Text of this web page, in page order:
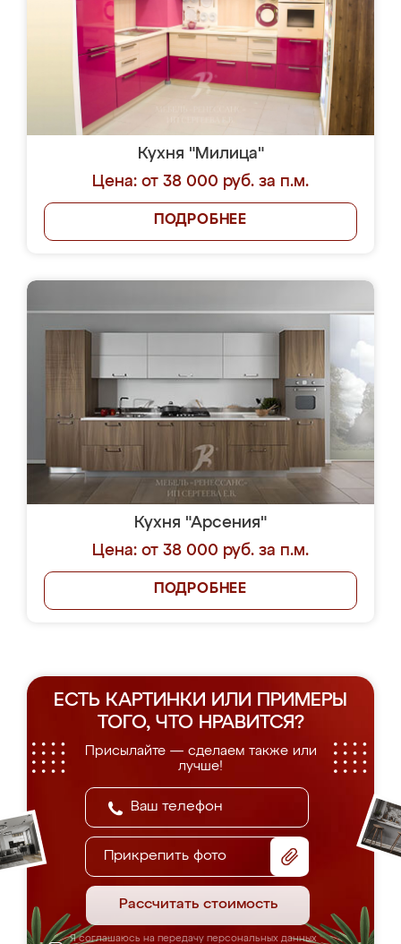
Кухня "Милица"
Цена: от 38 000 руб. за п.м.
ПОДРОБНЕЕ
Кухня "Арсения"
Цена: от 38 000 руб. за п.м.
ПОДРОБНЕЕ
ЕСТЬ КАРТИНКИ ИЛИ ПРИМЕРЫ
ТОГО, ЧТО НРАВИТСЯ?
Присылайте — сделаем также или
лучше!
Прикрепить фото
Рассчитать стоимость
Я соглашаюсь на передачу персональных данных